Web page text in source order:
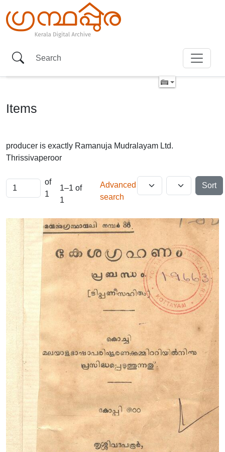
Items
producer is exactly Ramanuja Mudralayam Ltd.
Thrissivaperoor
of
1
1–1 of
1
Advanced
search
Sort